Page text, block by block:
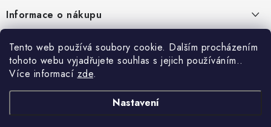
Tento web používá soubory cookie. Dalším procházením
tohoto webu vyjadřujete souhlas s jejich používáním..
Více informací zde.
Nastavení
a
t
í
Nové věrnostní podmínky
Chovatelský program
Petlando velkoobchod
Blog
Informace o nákupu
Hodnocení obchodu
Jak vyměnit či vrátit zboží
Podmínky ochrany osobních údajů
Obchodní podmínky
Facebook
Blog
Proč si pořídit funkční župan 3 v 1 ?